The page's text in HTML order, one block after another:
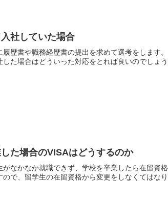
社していた場合
歴書や職務経歴書の提出を求めて選考をします
た場合はどういった対応をとれば良いのでしょ
た場合のVISAはどうするのか
なかなか就職できず、学校を卒業したら在留資
で、留学生の在留資格から変更をしなくてはな